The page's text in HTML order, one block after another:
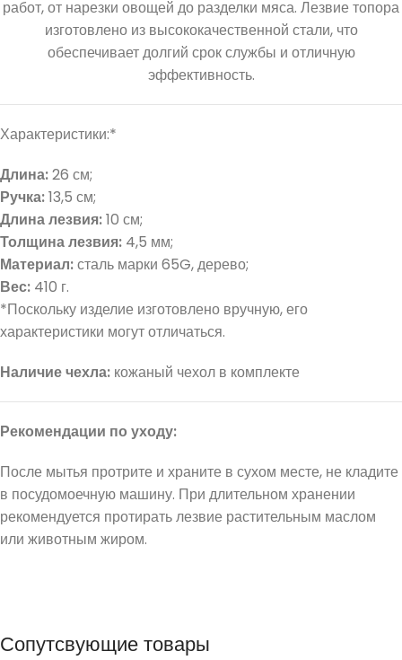
работ, от нарезки овощей до разделки мяса. Лезвие топора
изготовлено из высококачественной стали, что
обеспечивает долгий срок службы и отличную
эффективность.
Характеристики:*
Длина:26 см;
Ручка:13,5 см;
Длина лезвия:10 см;
Толщина лезвия: 4,5 мм;
Материал:сталь марки 65G, дерево;
Вес: 410 г.
*Поскольку изделие изготовлено вручную, его
характеристики могут отличаться.
Наличие чехла: кожаный чехол в комплекте
Рекомендации по уходу:
После мытья протрите и храните в сухом месте, не кладите
в посудомоечную машину. При длительном хранении
рекомендуется протирать лезвие растительным маслом
или животным жиром.
Сопутсвующие товары